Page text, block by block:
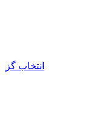
انتخاب